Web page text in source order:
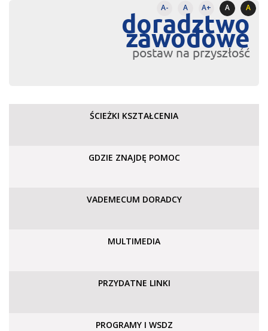
A- A A+ A A
doradztwo
zawodowe
postaw na przyszłość
ŚCIEŻKI KSZTAŁCENIA
GDZIE ZNAJDĘ POMOC
VADEMECUM DORADCY
MULTIMEDIA
PRZYDATNE LINKI
PROGRAMY I WSDZ